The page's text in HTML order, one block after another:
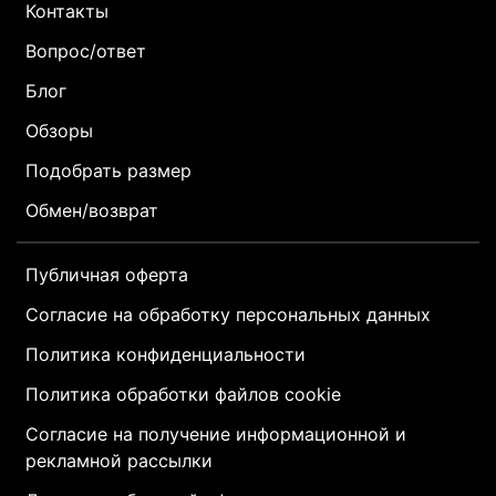
Контакты
Вопрос/ответ
Блог
Обзоры
Подобрать размер
Обмен/возврат
Публичная оферта
Согласие на обработку персональных данных
Политика конфиденциальности
Политика обработки файлов cookie
Согласие на получение информационной и
рекламной рассылки